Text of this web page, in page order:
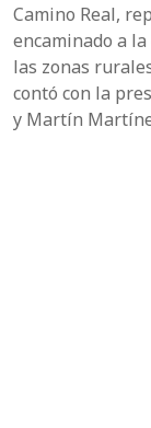
Camino Real,
encaminado a
las zonas
contó con la
y Martín